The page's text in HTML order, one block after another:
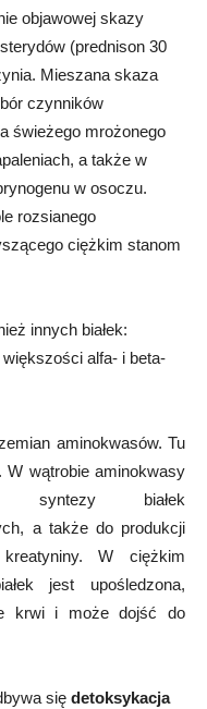
objawowej skazy
(prednison 30
Mieszana skaza
czynników
świeżego mrożonego
a także w
w osoczu.
rozsianego
ciężkim stanom
innych białek:
alfa- i beta-
aminokwasów. Tu
wątrobie aminokwasy
syntezy białek
a także do produkcji
W ciężkim
jest upośledzona,
krwi i może dojść do
się detoksykacja